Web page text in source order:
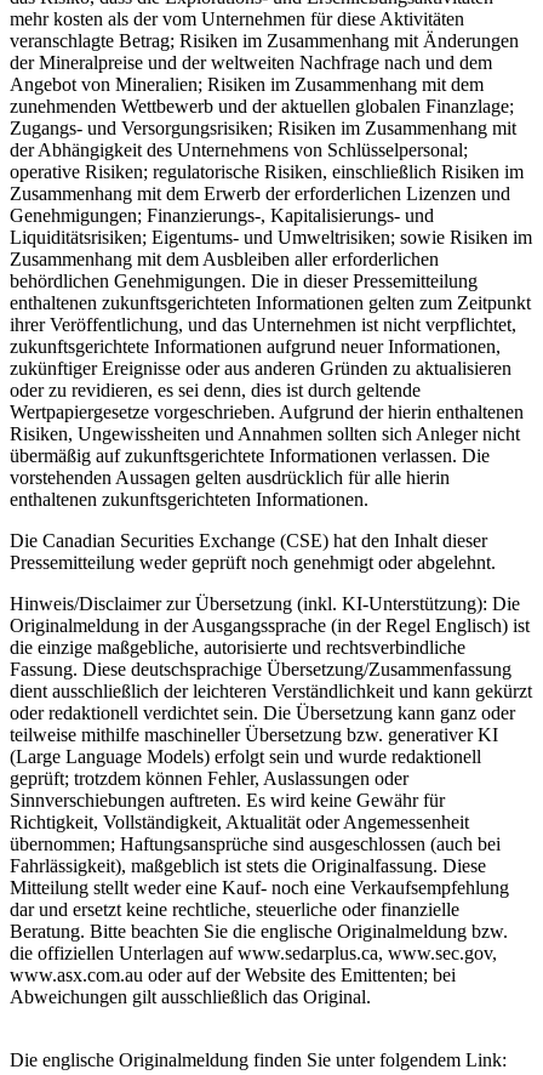
mehr kosten als der vom Unternehmen für diese Aktivitäten
veranschlagte Betrag; Risiken im Zusammenhang mit Änderungen
der Mineralpreise und der weltweiten Nachfrage nach und dem
Angebot von Mineralien; Risiken im Zusammenhang mit dem
zunehmenden Wettbewerb und der aktuellen globalen Finanzlage;
Zugangs- und Versorgungsrisiken; Risiken im Zusammenhang mit
der Abhängigkeit des Unternehmens von Schlüsselpersonal;
operative Risiken; regulatorische Risiken, einschließlich Risiken im
Zusammenhang mit dem Erwerb der erforderlichen Lizenzen und
Genehmigungen; Finanzierungs-, Kapitalisierungs- und
Liquiditätsrisiken; Eigentums- und Umweltrisiken; sowie Risiken im
Zusammenhang mit dem Ausbleiben aller erforderlichen
behördlichen Genehmigungen. Die in dieser Pressemitteilung
enthaltenen zukunftsgerichteten Informationen gelten zum Zeitpunkt
ihrer Veröffentlichung, und das Unternehmen ist nicht verpflichtet,
zukunftsgerichtete Informationen aufgrund neuer Informationen,
zukünftiger Ereignisse oder aus anderen Gründen zu aktualisieren
oder zu revidieren, es sei denn, dies ist durch geltende
Wertpapiergesetze vorgeschrieben. Aufgrund der hierin enthaltenen
Risiken, Ungewissheiten und Annahmen sollten sich Anleger nicht
übermäßig auf zukunftsgerichtete Informationen verlassen. Die
vorstehenden Aussagen gelten ausdrücklich für alle hierin
enthaltenen zukunftsgerichteten Informationen.
Die Canadian Securities Exchange (CSE) hat den Inhalt dieser
Pressemitteilung weder geprüft noch genehmigt oder abgelehnt.
Hinweis/Disclaimer zur Übersetzung (inkl. KI-Unterstützung): Die
Originalmeldung in der Ausgangssprache (in der Regel Englisch) ist
die einzige maßgebliche, autorisierte und rechtsverbindliche
Fassung. Diese deutschsprachige Übersetzung/Zusammenfassung
dient ausschließlich der leichteren Verständlichkeit und kann gekürzt
oder redaktionell verdichtet sein. Die Übersetzung kann ganz oder
teilweise mithilfe maschineller Übersetzung bzw. generativer KI
(Large Language Models) erfolgt sein und wurde redaktionell
geprüft; trotzdem können Fehler, Auslassungen oder
Sinnverschiebungen auftreten. Es wird keine Gewähr für
Richtigkeit, Vollständigkeit, Aktualität oder Angemessenheit
übernommen; Haftungsansprüche sind ausgeschlossen (auch bei
Fahrlässigkeit), maßgeblich ist stets die Originalfassung. Diese
Mitteilung stellt weder eine Kauf- noch eine Verkaufsempfehlung
dar und ersetzt keine rechtliche, steuerliche oder finanzielle
Beratung. Bitte beachten Sie die englische Originalmeldung bzw.
die offiziellen Unterlagen auf www.sedarplus.ca, www.sec.gov,
www.asx.com.au oder auf der Website des Emittenten; bei
Abweichungen gilt ausschließlich das Original.
Die englische Originalmeldung finden Sie unter folgendem Link: